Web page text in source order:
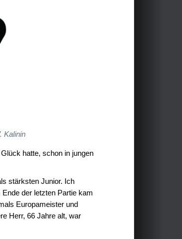
Kalinin
hatte, schon in jungen
stärksten Junior. Ich
der letzten Partie kam
Europameister und
Herr, 66 Jahre alt, war